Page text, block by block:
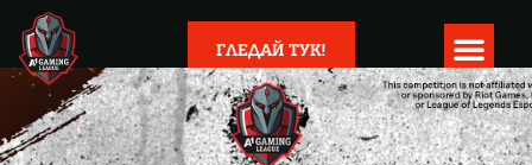
ГЛЕДАЙ ТУК!